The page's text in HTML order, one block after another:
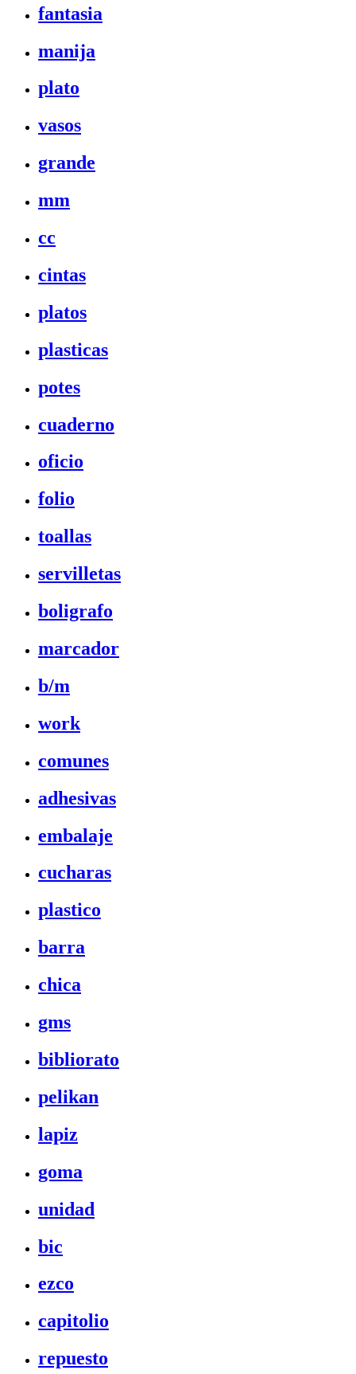
fantasia
manija
plato
vasos
grande
mm
cc
cintas
platos
plasticas
potes
cuaderno
oficio
folio
toallas
servilletas
boligrafo
marcador
b/m
work
comunes
adhesivas
embalaje
cucharas
plastico
barra
chica
gms
bibliorato
pelikan
lapiz
goma
unidad
bic
ezco
capitolio
repuesto